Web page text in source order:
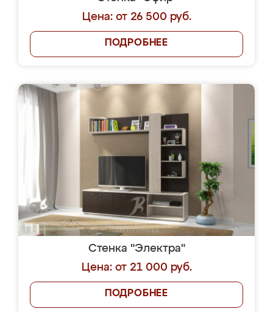
Цена: от 26 500 руб.
ПОДРОБНЕЕ
Стенка "Электра"
Цена: от 21 000 руб.
ПОДРОБНЕЕ